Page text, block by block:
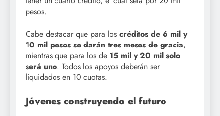
pesos.
Cabe destacar que para los créditos de 6 mil y
10 mil pesos se darán tres meses de gracia,
mientras que para los de 15 mil y 20 mil solo
será uno. Todos los apoyos deberán ser
liquidados en 10 cuotas.
Jóvenes construyendo el futuro